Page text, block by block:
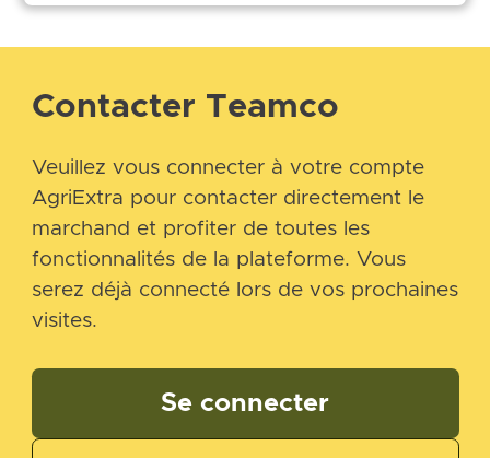
Contacter Teamco
Veuillez vous connecter à votre compte
AgriExtra pour contacter directement le
marchand et profiter de toutes les
fonctionnalités de la plateforme. Vous
serez déjà connecté lors de vos prochaines
visites.
Se connecter